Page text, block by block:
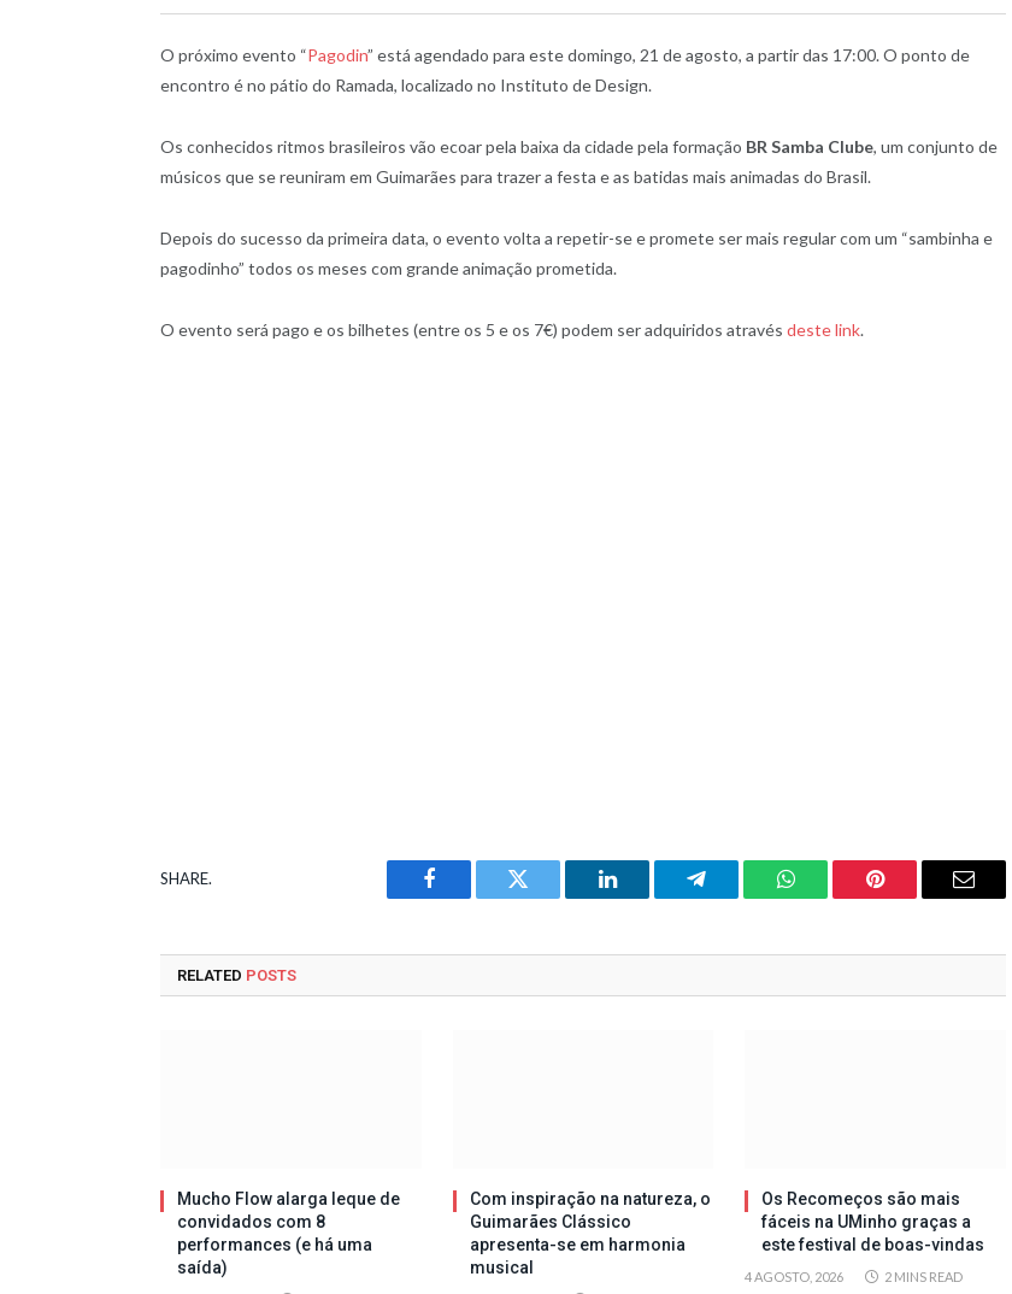
O próximo evento “Pagodin” está agendado para este domingo, 21 de agosto, a partir das 17:00. O ponto de
encontro é no pátio do Ramada, localizado no Instituto de Design.
Os conhecidos ritmos brasileiros vão ecoar pela baixa da cidade pela formação BR Samba Clube, um conjunto de
músicos que se reuniram em Guimarães para trazer a festa e as batidas mais animadas do Brasil.
Depois do sucesso da primeira data, o evento volta a repetir-se e promete ser mais regular com um “sambinha e
pagodinho” todos os meses com grande animação prometida.
O evento será pago e os bilhetes (entre os 5 e os 7€) podem ser adquiridos através deste link.
SHARE.
Facebook Twitter LinkedIn Telegram WhatsAppPinterest Email
RELATED POSTS
Mucho Flow alarga leque de
convidados com 8
performances (e há uma
saída)
Com inspiração na natureza, o
Guimarães Clássico
apresenta-se em harmonia
musical
Os Recomeços são mais
fáceis na UMinho graças a
este festival de boas-vindas
4 AGOSTO, 2026 2 MINS READ